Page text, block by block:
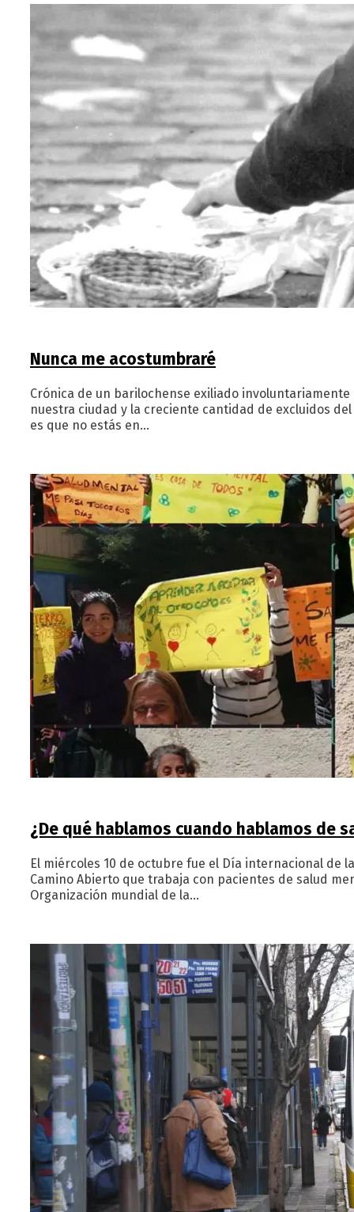
Nunca me acostumbraré
Crónica de un barilochense exiliado
nuestra ciudad y la creciente cantidad de excluidos
es que no estás en…
¿De qué hablamos cuando hablamos de
El miércoles 10 de octubre fue el Día internacional de
Camino Abierto que trabaja con pacientes de salud
Organización mundial de la…